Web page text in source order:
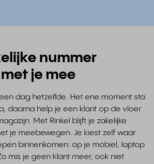
nummer
je mee
dag hetzelfde. Het ene moment sta
daarna help je een klant op de vloer
Met Rinkel blijft je zakelijke
je meebewegen. Je kiest zelf waar
binnenkomen: op je mobiel, laptop
mis je geen klant meer, ook niet